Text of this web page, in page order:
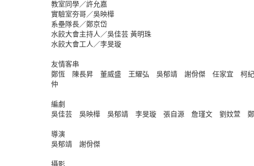
教室同學／許允嘉
實驗室夯哥／吳映樺
系壘隊長／鄭京岱
水餃大會主持人／吳佳芸 黃明珠
水餃大會工人／李旻璇
友情客串
鄭恆 陳長昇 董威盛 王耀弘 吳郁靖 謝佾傑 任家宜 柯
仲
編劇
吳佳芸 吳映樺 吳郁靖 李旻璇 張自源 詹瑾文 劉妏萱
導演
吳郁靖 謝佾傑
攝影